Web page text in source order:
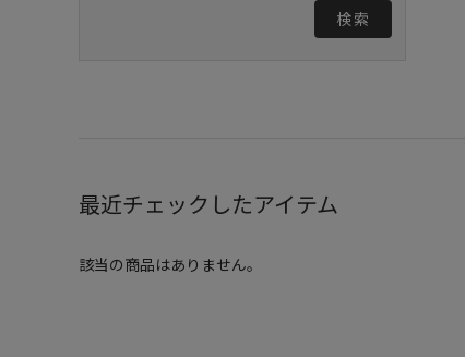
検索
最近チェックしたアイテム
該当の商品はありません。